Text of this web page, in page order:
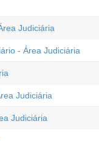
Judiciária
- Área Judiciária
Judiciária
Judiciária